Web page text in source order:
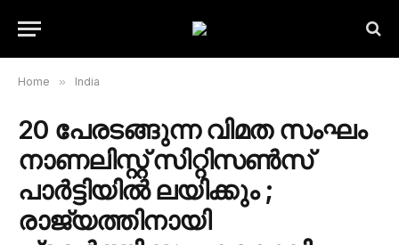
Home » India
20 പേരടങ്ങുന്ന വിമത സംഘം
നാണലിസ്റ്റ് സിറ്റിസൺസ്
പാർട്ടിയിൽ ലയിക്കും ;
രാജ്യത്തിനായി